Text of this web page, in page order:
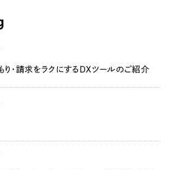
り・請求をラクにするDXツールのご紹介